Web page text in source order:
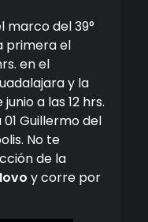
marco del 39°
primera el
en el
y la
a las 12 hrs.
Guillermo del
No te
de la
y corre por